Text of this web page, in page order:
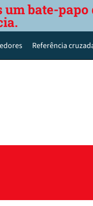
um bate-papo
Brasil
Referência